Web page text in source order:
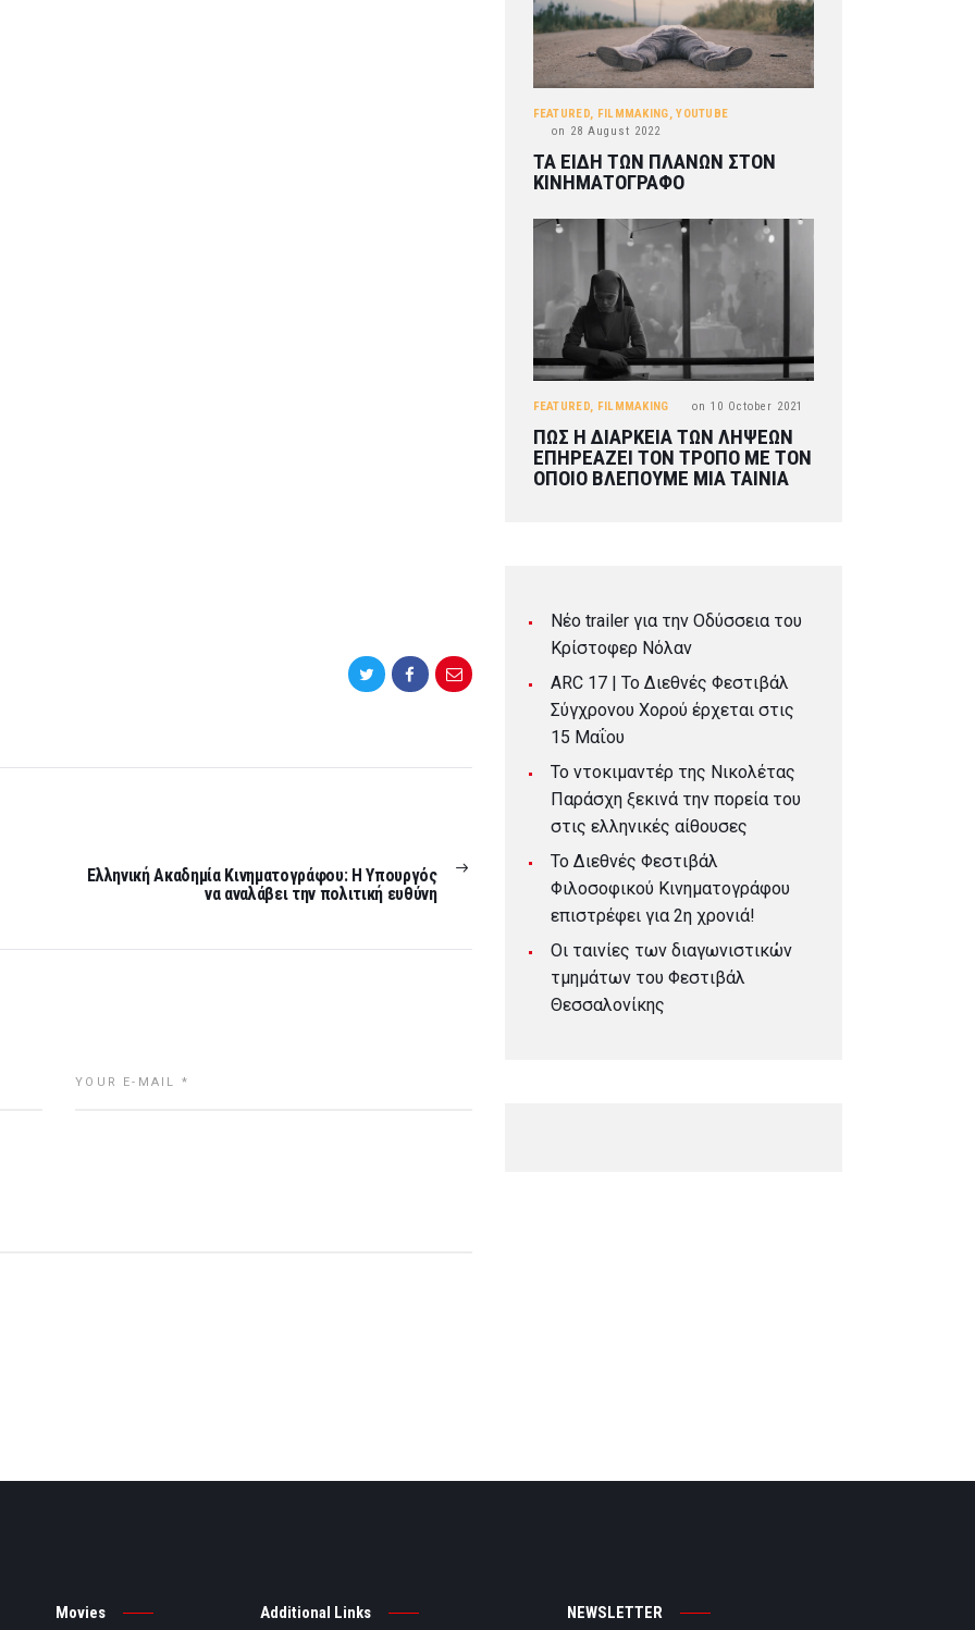
POST:
Ελληνική Ακαδημία Κινηματογράφου: Η Υπουργός
να αναλάβει την πολιτική ευθύνη
FEATURED, FILMMAKING,YOUTUBE
on 28 August 2022
ΤΑ ΕΙΔΗ ΤΩΝ ΠΛΑΝΩΝ ΣΤΟΝ
ΚΙΝΗΜΑΤΟΓΡΑΦΟ
FEATURED, FILMMAKING on 10 October 2021
ΠΩΣ Η ΔΙΑΡΚΕΙΑ ΤΩΝ ΛΗΨΕΩΝ
ΕΠΗΡΕΑΖΕΙ ΤΟΝ ΤΡΟΠΟ ΜΕ ΤΟΝ
ΟΠΟΙΟ ΒΛΕΠΟΥΜΕ ΜΙΑ ΤΑΙΝΙΑ
Νέο trailer για την Οδύσσεια του
Κρίστοφερ Νόλαν
ARC 17 | To Διεθνές Φεστιβάλ
Σύγχρονου Χορού έρχεται στις
15 Μαΐου
Το ντοκιμαντέρ της Νικολέτας
Παράσχη ξεκινά την πορεία του
στις ελληνικές αίθουσες
Το Διεθνές Φεστιβάλ
Φιλοσοφικού Κινηματογράφου
επιστρέφει για 2η χρονιά!
Οι ταινίες των διαγωνιστικών
τμημάτων του Φεστιβάλ
Θεσσαλονίκης
Movies Additional Links NEWSLETTER